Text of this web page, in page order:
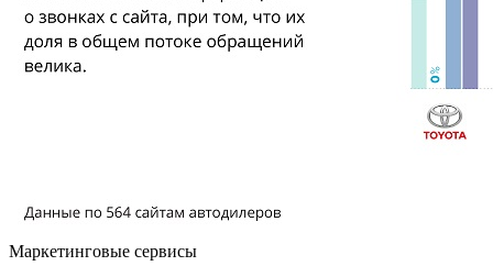
Маркетинговые сервисы